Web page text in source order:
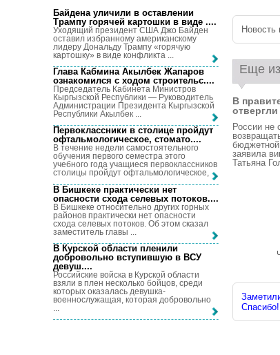
Новость
Еще
В
России не
заявила
Татьяна
Спасибо!
Байдена уличили в оставлении
Трампу горячей картошки в виде ....
Уходящий президент США Джо Байден
оставил избранному американскому
лидеру Дональду Трампу «горячую
картошку» в виде конфликта ...
Глава Кабмина Акылбек Жапаров
ознакомился с ходом строительс....
Председатель Кабинета Министров
Кыргызской Республики — Руководитель
Администрации Президента Кыргызской
Республики Акылбек ...
Первоклассники в столице пройдут
офтальмологическое, стомато....
В течение недели самостоятельного
обучения первого семестра этого
учебного года учащиеся первоклассников
столицы пройдут офтальмологическое, ...
В Бишкеке практически нет
опасности схода селевых потоков....
В Бишкеке относительно других горных
районов практически нет опасности
схода селевых потоков. Об этом сказал
заместитель главы ...
В Курской области пленили
добровольно вступившую в ВСУ
девуш....
Российские войска в Курской области
взяли в плен несколько бойцов, среди
которых оказалась девушка-
военнослужащая, которая добровольно
...